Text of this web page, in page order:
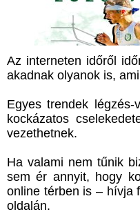
Az interneten időről
akadnak olyanok is,
Egyes trendek légzés-
kockázatos
vezethetnek.
Ha valami nem tűnik
sem ér annyit, hogy
online térben is – hívja
oldalán.